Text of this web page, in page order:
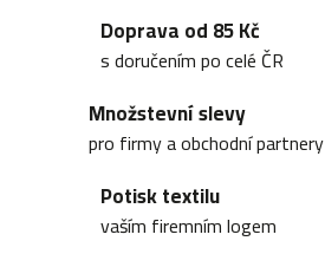
l
d
c
Doprava od 85 Kč
s doručením po celé ČR
Množstevní slevy
pro firmy a obchodní partnery
Potisk textilu
vaším firemním logem